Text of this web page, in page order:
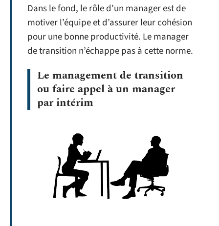
Dans le fond, le rôle d’un manager est de
motiver l’équipe et d’assurer leur cohésion
pour une bonne productivité. Le manager
de transition n’échappe pas à cette norme.
Le management de transition
ou faire appel à un manager
par intérim